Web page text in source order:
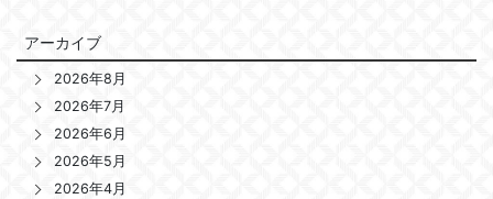
アーカイブ
2026年8月
2026年7月
2026年6月
2026年5月
2026年4月